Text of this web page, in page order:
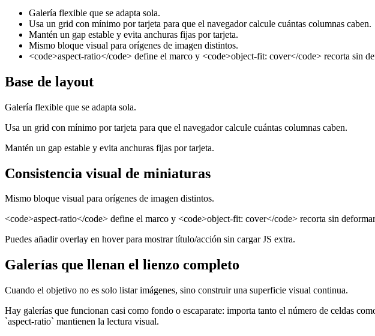
Galería flexible que se adapta sola.
Usa un grid con mínimo por tarjeta para que el navegador calcule cuántas columnas caben.
Mantén un gap estable y evita anchuras fijas por tarjeta.
Mismo bloque visual para orígenes de imagen distintos.
<code>aspect-ratio</code> define el marco y <code>object-fit: cover</code> recorta sin
Base de layout
Galería flexible que se adapta sola.
Usa un grid con mínimo por tarjeta para que el navegador calcule cuántas columnas caben.
Mantén un gap estable y evita anchuras fijas por tarjeta.
Consistencia visual de miniaturas
Mismo bloque visual para orígenes de imagen distintos.
<code>aspect-ratio</code> define el marco y <code>object-fit: cover</code> recorta sin
Puedes añadir overlay en hover para mostrar título/acción sin cargar JS extra.
Galerías que llenan el lienzo completo
Cuando el objetivo no es solo listar imágenes, sino construir una superficie visual continua.
Hay galerías que funcionan casi como fondo o escaparate: importa tanto el número de celdas
`aspect-ratio` mantienen la lectura visual.